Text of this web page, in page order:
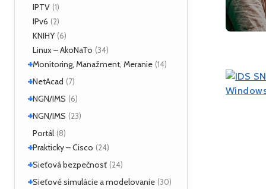
VoIP
IPTV (1)
IPv6 (2)
KNIHY (6)
Linux – AkoNaTo (34)
+Monitoring, Manažment, Meranie (14)
Nástroje
NetFlow
SNMP
+NetAcad (7)
CCNA
Príklady
+NGN/IMS (6)
Kamailio IMS
OpenIMSCore
+NGN/IMS (23)
Kamailio IMS
OpenIMSCore
Portál (8)
+Prakticky – Cisco (24)
ASA (1)
Monitoring
+Sieťová bezpečnosť (24)
Analyzátory (1)
+Sieťové simulácie a modelovanie (30)